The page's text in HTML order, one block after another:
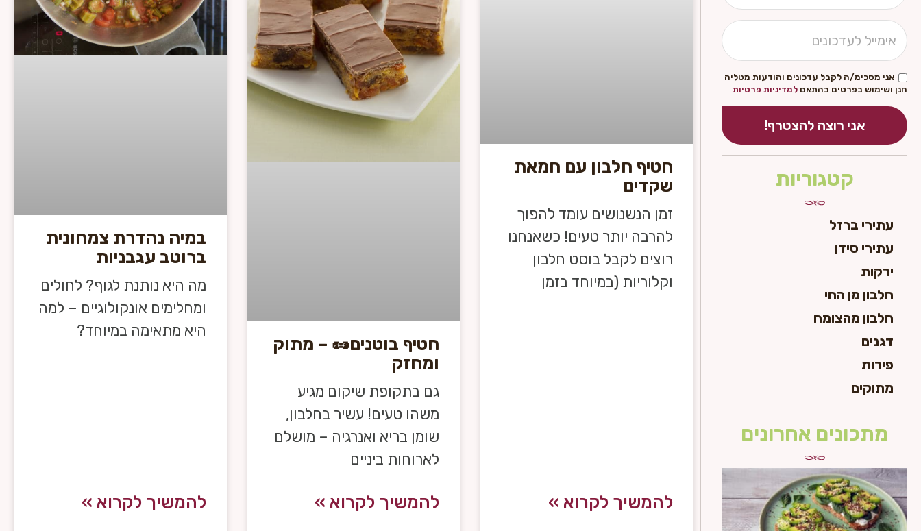
אני מסכימ/ה לקבל עדכונים והודעות מטליה
חנן ושימוש בפרטים בהתאם למדיניות פרטיות
אני רוצה להצטרף!
קטגוריות
עתירי ברזל
עתירי סידן
ירקות
חלבון מן החי
חלבון מהצומח
דגנים
פירות
מתוקים
מתכונים אחרונים
חטיף חלבון עם חמאת
שקדים
זמן הנשנושים עומד להפוך
להרבה יותר טעים! כשאנחנו
רוצים לקבל בוסט חלבון
וקלוריות (במיוחד בזמן
להמשיך לקרוא »
חטיף בוטנים🥜 – מתוק
ומחזק
גם בתקופת שיקום מגיע
משהו טעים! עשיר בחלבון,
שומן בריא ואנרגיה – מושלם
לארוחות ביניים
להמשיך לקרוא »
במיה נהדרת צמחונית
ברוטב עגבניות
מה היא נותנת לגוף? לחולים
ומחלימים אונקולוגיים – למה
היא מתאימה במיוחד?
להמשיך לקרוא »